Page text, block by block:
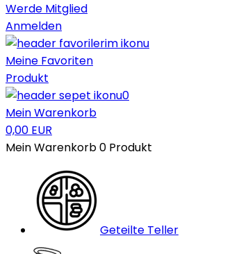
Werde Mitglied
Anmelden
Meine Favoriten
Produkt
0
Mein Warenkorb
0,00 EUR
Mein Warenkorb0 Produkt
Geteilte Teller